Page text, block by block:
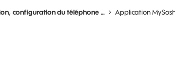
configuration du téléphone … Application